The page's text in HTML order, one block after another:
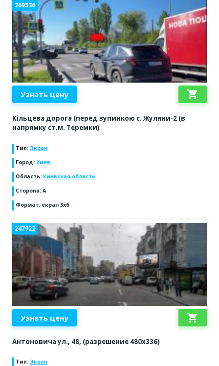
269536
Узнать цену shopping_cart
Кільцева дорога (перед зупинкою с. Жуляни-2 (в
напрямку ст.м. Теремки)
Тип: Экран
Город: Киев
Область: Киевская область
Сторона: A
Формат: екран 3х6
247922
Узнать цену shopping_cart
Антоновича ул., 48, (разрешение 480х336)
Тип: Экран